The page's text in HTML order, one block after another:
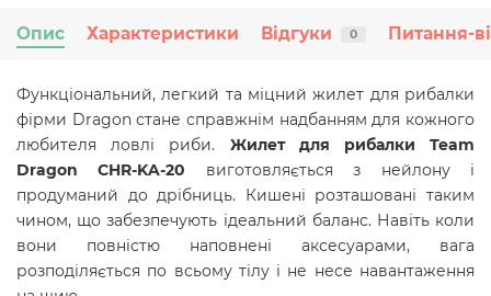
Опис Характеристики Відгуки 0 Питання-
Функціональний, легкий та міцний жилет для рибалки
фірми Dragon стане справжнім надбанням для кожного
любителя ловлі риби. Жилет для рибалки Team
Dragon CHR-KA-20 виготовляється з нейлону і
продуманий до дрібниць. Кишені розташовані таким
чином, що забезпечують ідеальний баланс. Навіть коли
вони повністю наповнені аксесуарами, вага
розподіляється по всьому тілу і не несе навантаження